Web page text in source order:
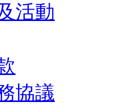
活動
協議